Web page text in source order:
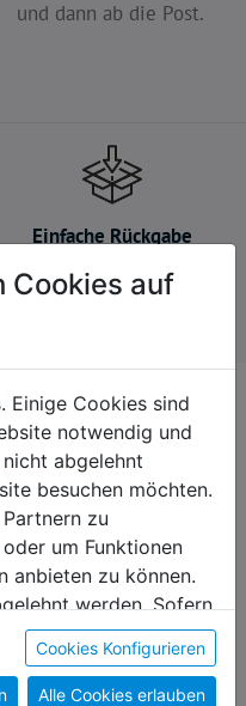
und dann ab die Post.
Einfache Rückgabe
Kein Problem, falls du es
dir anders überlegst.
Cookies auf
Einige Cookies sind
notwendig und
abgelehnt
besuchen möchten.
zu
um Funktionen
anbieten zu können.
werden. Sofern
geben Sie
Cookies Konfigurieren
Alle Cookies erlauben